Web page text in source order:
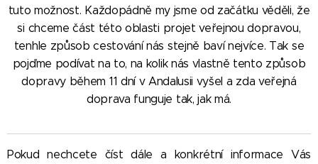
tuto možnost. Každopádně my jsme od začátku věděli, že
si chceme část této oblasti projet veřejnou dopravou,
tenhle způsob cestování nás stejně baví nejvíce. Tak se
pojďme podívat na to, na kolik nás vlastně tento způsob
dopravy během 11 dní v Andalusii vyšel a zda veřejná
doprava funguje tak, jak má.
Pokud nechcete číst dále a konkrétní informace Vás